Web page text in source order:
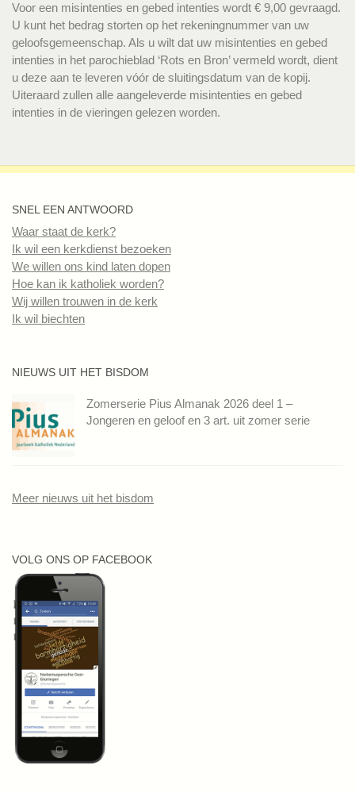
Voor een misintenties en gebed intenties wordt € 9,00 gevraagd.
U kunt het bedrag storten op het rekeningnummer van uw
geloofsgemeenschap. Als u wilt dat uw misintenties en gebed
intenties in het parochieblad ‘Rots en Bron’ vermeld wordt, dient
u deze aan te leveren vóór de sluitingsdatum van de kopij.
Uiteraard zullen alle aangeleverde misintenties en gebed
intenties in de vieringen gelezen worden.
SNEL EEN ANTWOORD
Waar staat de kerk?
Ik wil een kerkdienst bezoeken
We willen ons kind laten dopen
Hoe kan ik katholiek worden?
Wij willen trouwen in de kerk
Ik wil biechten
NIEUWS UIT HET BISDOM
Zomerserie Pius Almanak 2026 deel 1 –
Jongeren en geloof en 3 art. uit zomer serie
Meer nieuws uit het bisdom
VOLG ONS OP FACEBOOK